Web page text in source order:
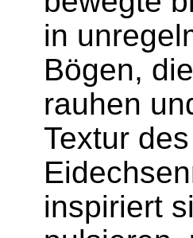
in
Bögen,
rauhen
Textur des
inspiriert